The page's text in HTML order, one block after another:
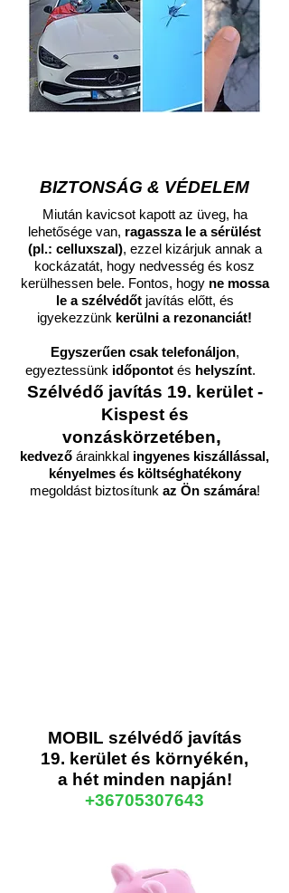
BIZTONSÁG & VÉDELEM
Miután kavicsot kapott az üveg, ha
lehetősége van, ragassza le a sérülést
(pl.: celluxszal), ezzel kizárjuk annak a
kockázatát, hogy nedvesség és kosz
kerülhessen bele. Fontos, hogy ne mossa
le a szélvédőtjavítás előtt, és
igyekezzünk kerülni a rezonanciát!
Egyszerűen csak telefonáljon,
egyeztessünk időpontot és helyszínt.
Szélvédő javítás 19. kerület -
Kispest és
vonzáskörzetében,
kedvező árainkkal ingyenes kiszállással,
kényelmes és költséghatékony
megoldást biztosítunk az Ön számára!
MOBIL szélvédő javítás
19. kerület és környékén,
a hét minden napján!
+36705307643